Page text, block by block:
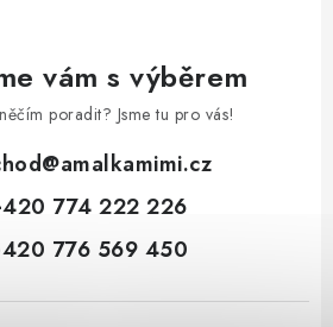
vám s výběrem
poradit? Jsme tu pro vás!
@amalkamimi.cz
774 222 226
776 569 450